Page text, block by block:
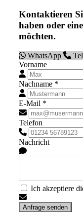
Kontaktieren
haben oder
möchten.
WhatsApp
Vorname
Nachname *
E-Mail *
Telefon
Nachricht
Ich akzeptiere